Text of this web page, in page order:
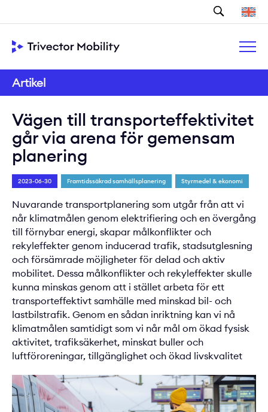
Sök
Artikel
Vägen till transporteffektivitet
går via arena för gemensam
planering
2023-06-30 Framtidssäkrad samhällsplanering Styrmedel & ekonomi
Nuvarande transportplanering som utgår från att vi
når klimatmålen genom elektrifiering och en övergång
till förnybar energi, skapar målkonflikter och
rekyleffekter genom inducerad trafik, stadsutglesning
och försämrade möjligheter för delad och aktiv
mobilitet. Dessa målkonflikter och rekyleffekter skulle
kunna minskas genom att i stället arbeta för ett
transporteffektivt samhälle med minskad bil- och
lastbilstrafik. Genom en sådan inriktning kan vi nå
klimatmålen samtidigt som vi når mål om ökad fysisk
aktivitet, trafiksäkerhet, minskat buller och
luftföroreningar, tillgänglighet och ökad livskvalitet